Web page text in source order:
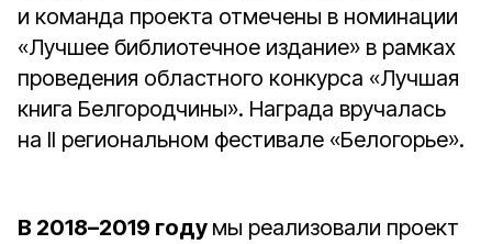
и команда проекта отмечены в номинации
«Лучшее библиотечное издание» в рамках
проведения областного конкурса «Лучшая
книга Белгородчины». Награда вручалась
на II региональном фестивале «Белогорье».
В 2018–2019 году мы реализовали проект